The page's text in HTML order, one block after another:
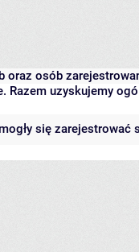
oraz osób
Razem uzyskujemy
się zarejestrować